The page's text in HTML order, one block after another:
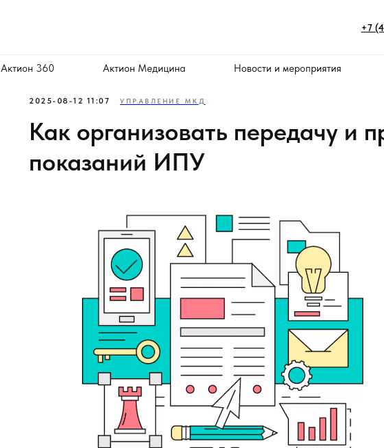
+7
Актион 360 Актион Медицина Новости и мероприятия
2025-08-12 11:07 УПРАВЛЕНИЕ МКД
Как организовать передачу и
показаний ИПУ